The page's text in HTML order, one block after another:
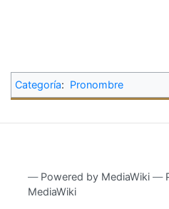
Categoría: Pronombre
― Powered by MediaWiki ―
MediaWiki